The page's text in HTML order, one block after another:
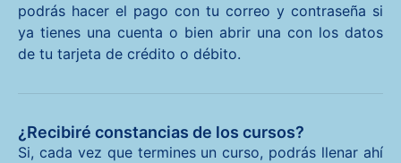
podrás hacer el pago con tu correo y contraseña si
ya tienes una cuenta o bien abrir una con los datos
de tu tarjeta de crédito o débito.
¿Recibiré constancias de los cursos?
Si, cada vez que termines un curso, podrás llenar ahí